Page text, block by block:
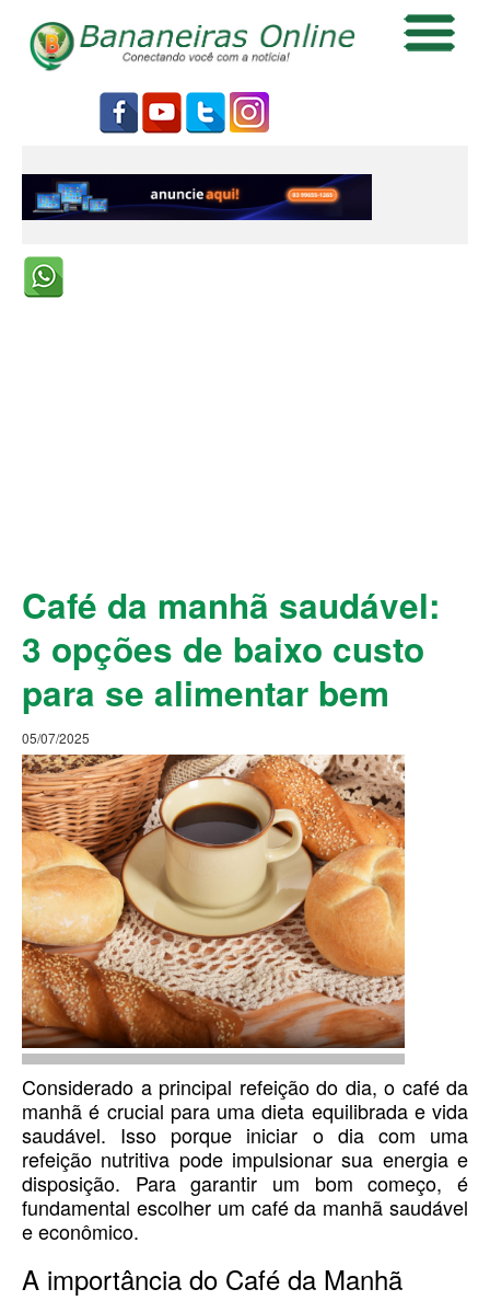
Café da manhã saudável:
3 opções de baixo custo
para se alimentar bem
05/07/2025
Considerado a principal refeição do dia, o café da
manhã é crucial para uma dieta equilibrada e vida
saudável. Isso porque iniciar o dia com uma
refeição nutritiva pode impulsionar sua energia e
disposição. Para garantir um bom começo, é
fundamental escolher um café da manhã saudável
e econômico.
A importância do Café da Manhã